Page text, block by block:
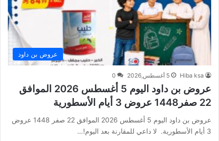
عروض بن داود
Hiba ksa 5 أغسطس,2026 0
عروض بن داود اليوم 5 أغسطس 2026 الموافق
22 صفر1448 عروض 3 أيام الأسطورية
عروض بن داود اليوم 5 أغسطس 2026 الموافق 22 صفر 1448 عروض
3 أيام الأسطورية. لا داعي للمقارنة بعد اليوم!…